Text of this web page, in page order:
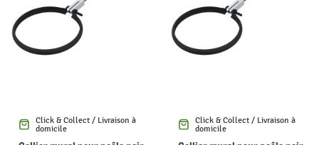
Click & Collect / Livraison à
domicile
Click & Collect / Livraison à
domicile